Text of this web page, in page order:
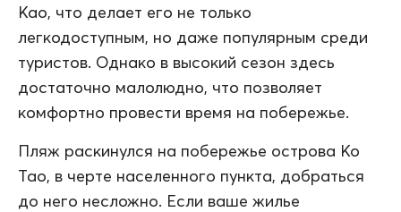
Као, что делает его не только
легкодоступным, но даже популярным среди
туристов. Однако в высокий сезон здесь
достаточно малолюдно, что позволяет
комфортно провести время на побережье.
Пляж раскинулся на побережье острова Ко
Тао, в черте населенного пункта, добраться
до него несложно. Если ваше жилье